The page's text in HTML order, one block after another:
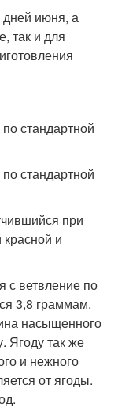
дней июня, а
так и для
стандартной
стандартной
при
и
с ветвление по
3,8 граммам.
насыщенного
Ягоду так же
и нежного
от ягоды.